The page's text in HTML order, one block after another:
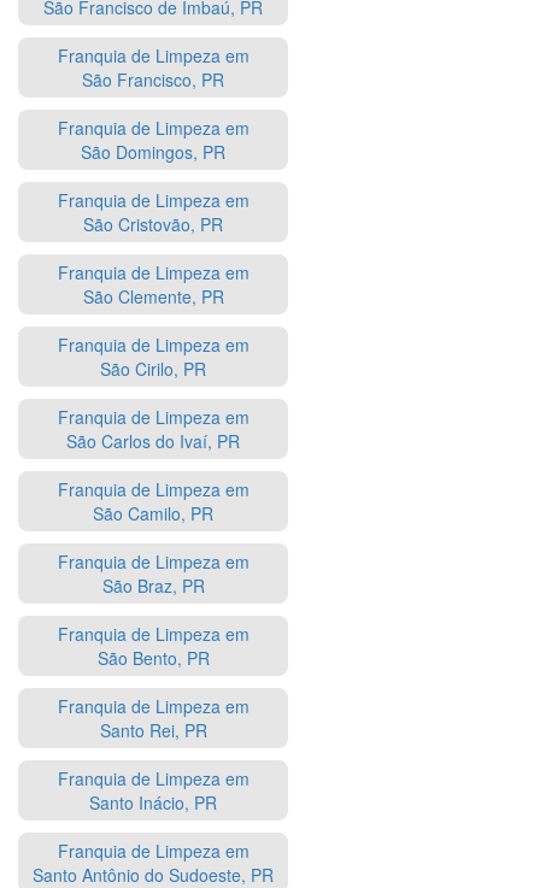
São Francisco de Imbaú, PR
Franquia de Limpeza em
São Francisco, PR
Franquia de Limpeza em
São Domingos, PR
Franquia de Limpeza em
São Cristovão, PR
Franquia de Limpeza em
São Clemente, PR
Franquia de Limpeza em
São Cirilo, PR
Franquia de Limpeza em
São Carlos do Ivaí, PR
Franquia de Limpeza em
São Camilo, PR
Franquia de Limpeza em
São Braz, PR
Franquia de Limpeza em
São Bento, PR
Franquia de Limpeza em
Santo Rei, PR
Franquia de Limpeza em
Santo Inácio, PR
Franquia de Limpeza em
Santo Antônio do Sudoeste, PR